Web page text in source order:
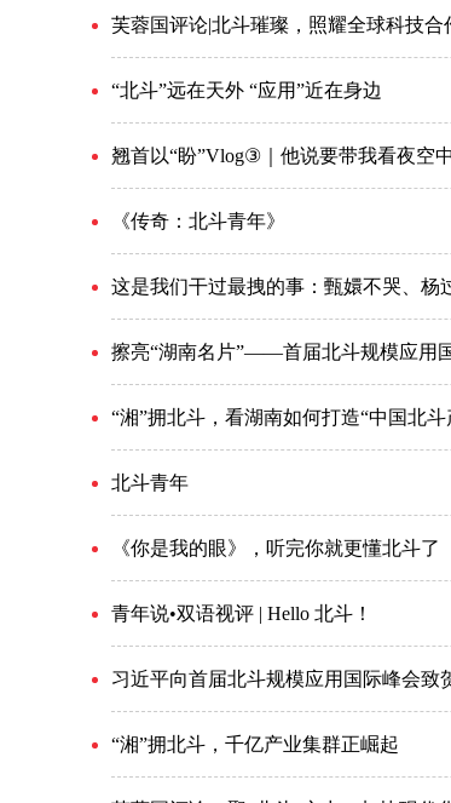
芙蓉国评论|北斗璀璨，照耀全球科技合
“北斗”远在天外 “应用”近在身边
翘首以“盼”Vlog③｜他说要带我看夜
《传奇：北斗青年》
这是我们干过最拽的事：甄嬛不哭、杨
擦亮“湖南名片”——首届北斗规模应用
“湘”拥北斗，看湖南如何打造“中国北
北斗青年
《你是我的眼》，听完你就更懂北斗了
青年说•双语视评 | Hello 北斗！
习近平向首届北斗规模应用国际峰会致
“湘”拥北斗，千亿产业集群正崛起